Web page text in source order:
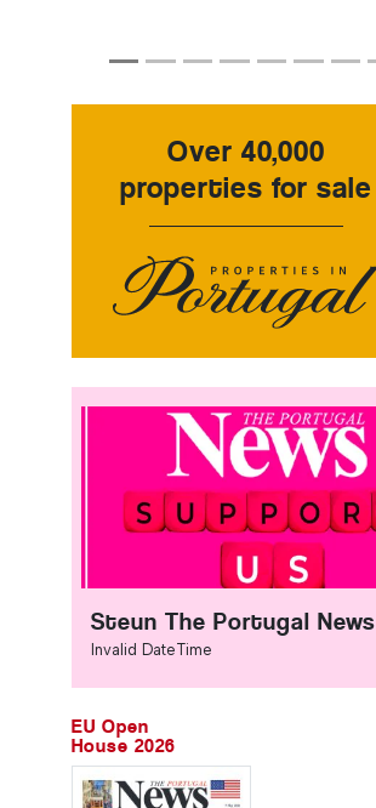
Over 40,000
properties for sale
Steun The Portugal News
Invalid DateTime
EU Open
House 2026